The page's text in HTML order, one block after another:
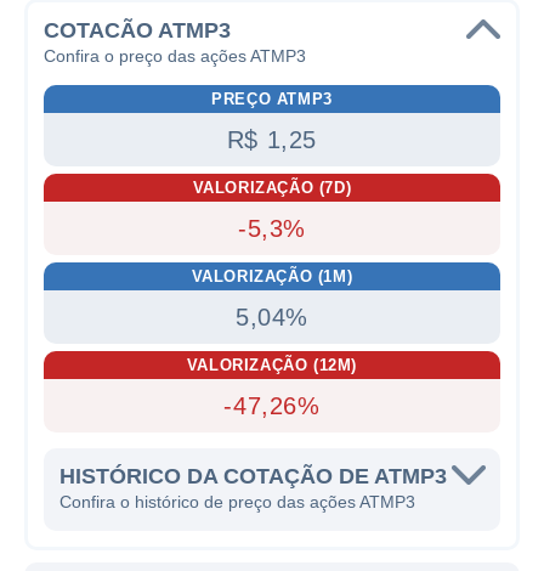
COTACÃO ATMP3
Confira o preço das ações ATMP3
PREÇO ATMP3
R$ 1,25
VALORIZAÇÃO (7D)
-5,3%
VALORIZAÇÃO (1M)
5,04%
VALORIZAÇÃO (12M)
-47,26%
HISTÓRICO DA COTAÇÃO DE ATMP3
Confira o histórico de preço das ações ATMP3